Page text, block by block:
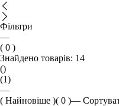
Фільтри
—
( 0 )
Знайдено товарів: 14
()
(1)
—
( Найновіше )( 0 )—